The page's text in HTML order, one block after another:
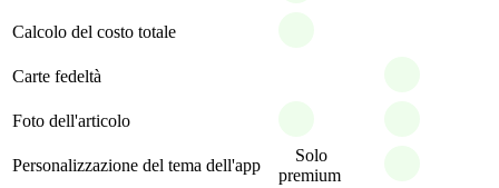
Calcolo del costo totale
Carte fedeltà
Foto dell'articolo
Personalizzazione del tema dell'app
Solo
premium